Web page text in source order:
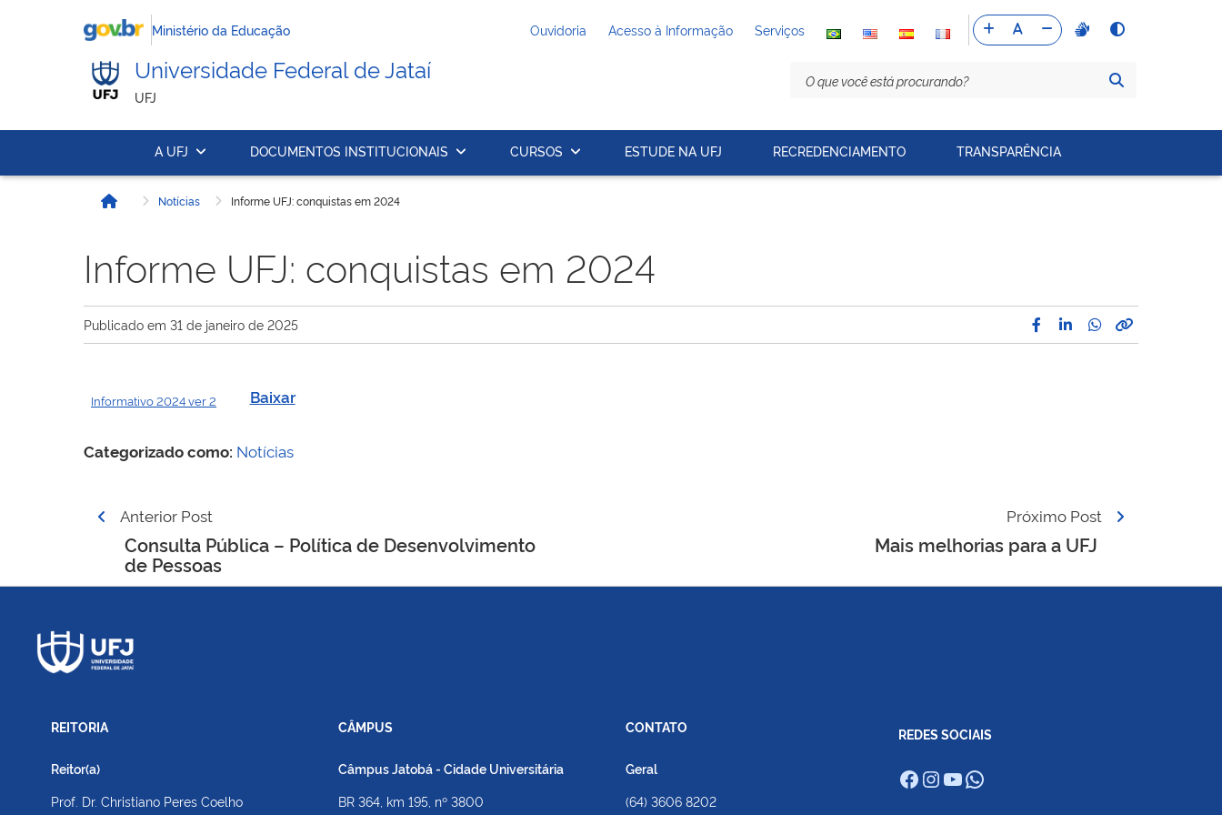
Ministério da Educação Ouvidoria Acesso à Informação Serviços
Universidade Federal de Jataí
UFJ
A UFJ DOCUMENTOS INSTITUCIONAIS CURSOS ESTUDE NA UFJ RECREDENCIAMENTO TRANSPARÊNCIA
Início Notícias Informe UFJ: conquistas em 2024
Informe UFJ: conquistas em 2024
Publicado em 31 de janeiro de 2025
Informativo 2024 ver 2 Baixar
Categorizado como: Notícias
Navegação
Post
Anterior Post
Consulta Pública – Política de Desenvolvimento
de Pessoas
Próximo Post
Mais melhorias para a UFJ
REITORIA
Reitor(a)
Prof. Dr. Christiano Peres Coelho
CÂMPUS
Câmpus Jatobá - Cidade Universitária
BR 364, km 195, nº 3800
CONTATO
Geral
(64) 3606 8202
REDES SOCIAIS
Facebook
Instagram
Youtube
WhatsApp